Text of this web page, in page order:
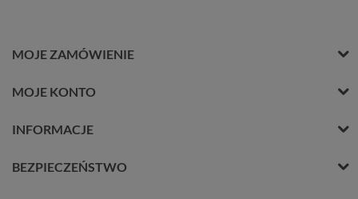
MOJE ZAMÓWIENIE
MOJE KONTO
INFORMACJE
BEZPIECZEŃSTWO